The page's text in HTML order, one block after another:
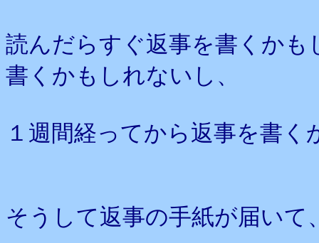
読んだらすぐ返事を書くか
書くかもしれないし、
１週間経ってから返事を書く
そうして返事の手紙が届い